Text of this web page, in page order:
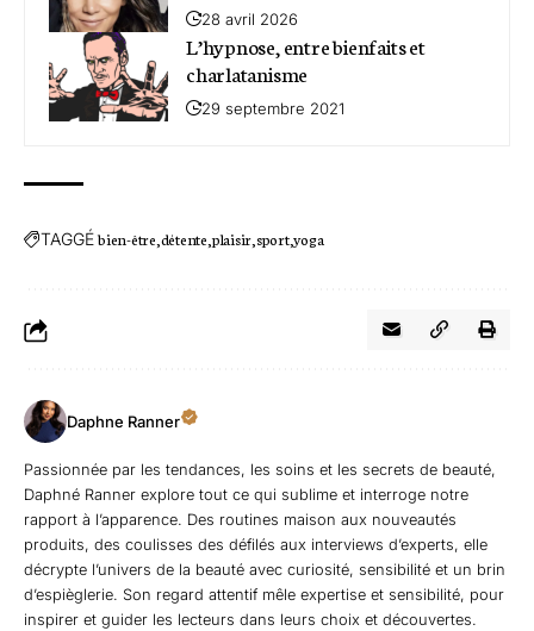
28 avril 2026
L’hypnose, entre bienfaits et
charlatanisme
29 septembre 2021
TAGGÉbien-être détente plaisir sport yoga
Daphne Ranner
Passionnée par les tendances, les soins et les secrets de beauté,
Daphné Ranner explore tout ce qui sublime et interroge notre
rapport à l’apparence. Des routines maison aux nouveautés
produits, des coulisses des défilés aux interviews d’experts, elle
décrypte l’univers de la beauté avec curiosité, sensibilité et un brin
d’espièglerie. Son regard attentif mêle expertise et sensibilité, pour
inspirer et guider les lecteurs dans leurs choix et découvertes.